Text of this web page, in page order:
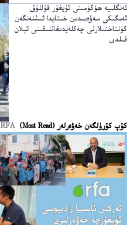
ئەنگلىيە ھۆكۈمىتى ئۇيغۇر قۇللۇق
ئەمگىكى سەۋەبىدىن خىتايدا ئىشلەنگەن
كۈنتاختىلارنى چەكلەيدىغانلىقىنى ئېلان
قىلدى
كۆپ كۆرۈلگەن خەۋەرلەر (Most Read) RFA